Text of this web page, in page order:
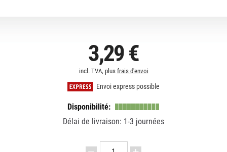
3,29 €
incl. TVA, plus frais d'envoi
Envoi express possible
Disponibilité:
Délai de livraison: 1-3 journées